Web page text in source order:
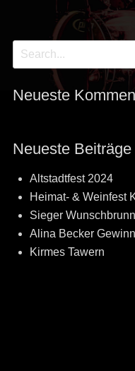
Search
for:
Neueste
Neueste Beiträge
Altstadtfest 2024
Heimat- & Weinfest
Sieger
Alina Becker
Kirmes Tawern